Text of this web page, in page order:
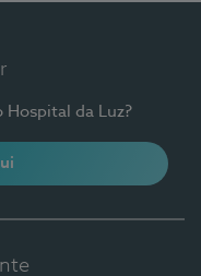
Hospital da Luz?